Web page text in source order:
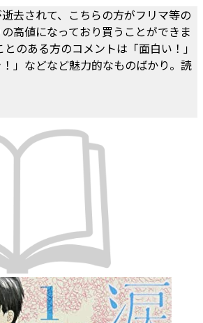
去されて、こちらの方がフリマ等の
高値になっており買うことができま
のある方のコメントは「面白い！」
！」などなど魅力的なものばかり。読